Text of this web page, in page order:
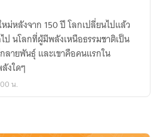
ม่หลังจาก 150 ปี โลกเปลี่ยนไปแล้ว
ป นโลกที่ผู้มีพลังเหนือธรรมชาติเป็น
ลายพันธุ์ และเขาคือคนแรกใน
งใดๆ
น.